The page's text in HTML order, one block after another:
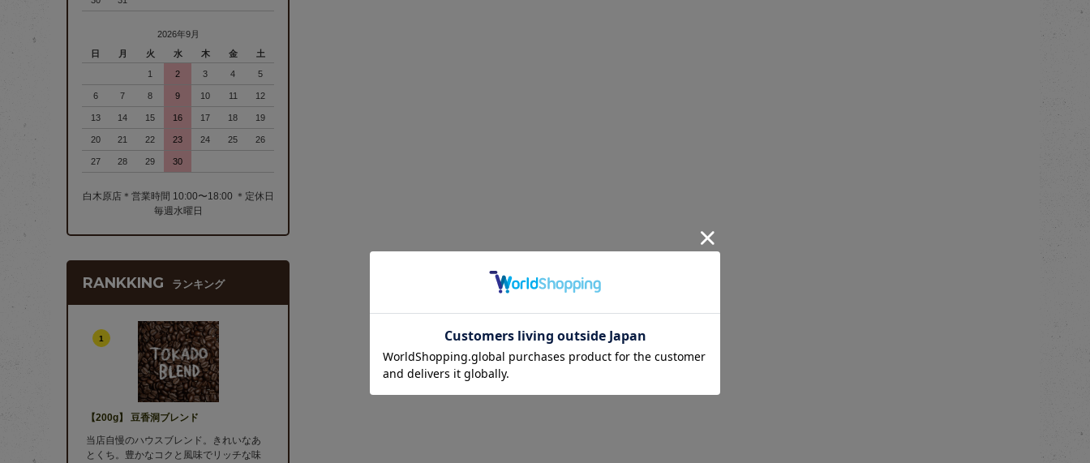
2026年9月
日
月 火 水 木 金 土
1 2 3 4 5
6 7 8 9 10 11 12
13 14 15 16 17 18 19
20 21 22 23 24 25 26
27 28 29 30
白木原店＊営業時間 10:00〜18:00 ＊定休日
毎週水曜日
RANKKING ランキング
1
【200g】 豆香洞ブレンド
当店自慢のハウスブレンド。きれいなあ
とくち。豊かなコクと風味でリッチな味